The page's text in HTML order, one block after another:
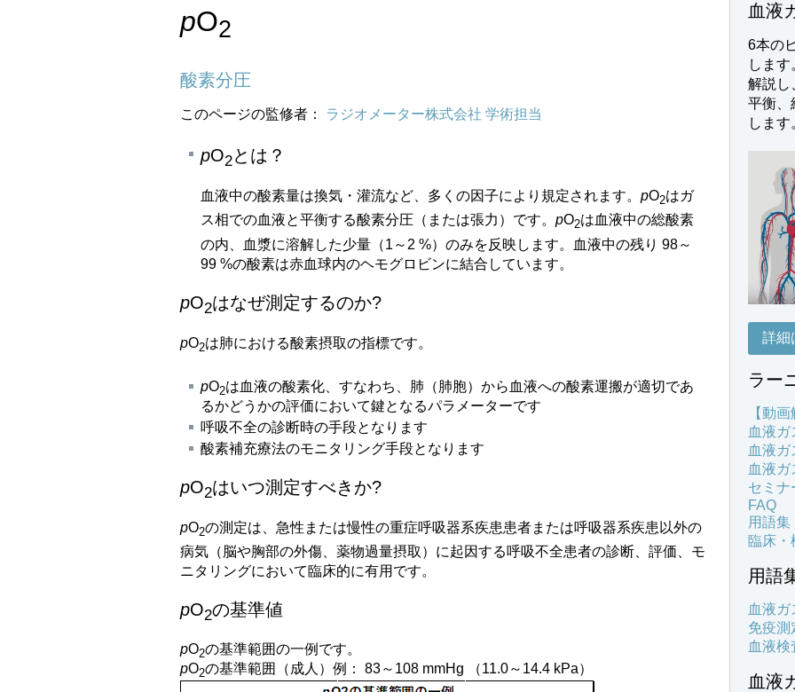
pO2
酸素分圧
このページの監修者： ラジオメーター株式会社 学術担当
pO2とは？
血液中の酸素量は換気・灌流など、多くの因子により規定されます。 pO2はガ
ス相での血液と平衡する酸素分圧（または張力）です。 pO2は血液中の総酸素
の内、血漿に溶解した少量（1～2 %）のみを反映します。血液中の残り 98～
99 %の酸素は赤血球内のヘモグロビンに結合しています。
pO2はなぜ測定するのか?
pO2は肺における酸素摂取の指標です。
pO2は血液の酸素化、すなわち、肺（肺胞）から血液への酸素運搬が適切であ
るかどうかの評価において鍵となるパラメーターです
呼吸不全の診断時の手段となります
酸素補充療法のモニタリング手段となります
pO2はいつ測定すべきか?
pO2の測定は、急性または慢性の重症呼吸器系疾患患者または呼吸器系疾患以外の
病気（脳や胸部の外傷、薬物過量摂取）に起因する呼吸不全患者の診断、評価、モ
ニタリングにおいて臨床的に有用です。
pO2の基準値
pO2の基準範囲の一例です。
pO2の基準範囲（成人）例： 83～108 mmHg （11.0～14.4 kPa）
血液
6本の
しま
解説し
平衡、
します
詳細
ラー
【動画
血液ガ
血液ガ
血液ガ
セミナ
FAQ
用語集
臨床・
用語
血液ガ
免疫測
血液検
血液